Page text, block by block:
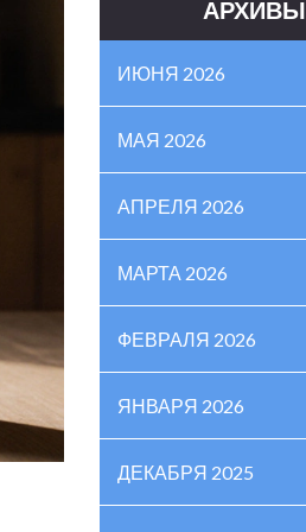
АРХИВЫ
ИЮНЯ 2026
МАЯ 2026
АПРЕЛЯ 2026
МАРТА 2026
ФЕВРАЛЯ 2026
ЯНВАРЯ 2026
ДЕКАБРЯ 2025